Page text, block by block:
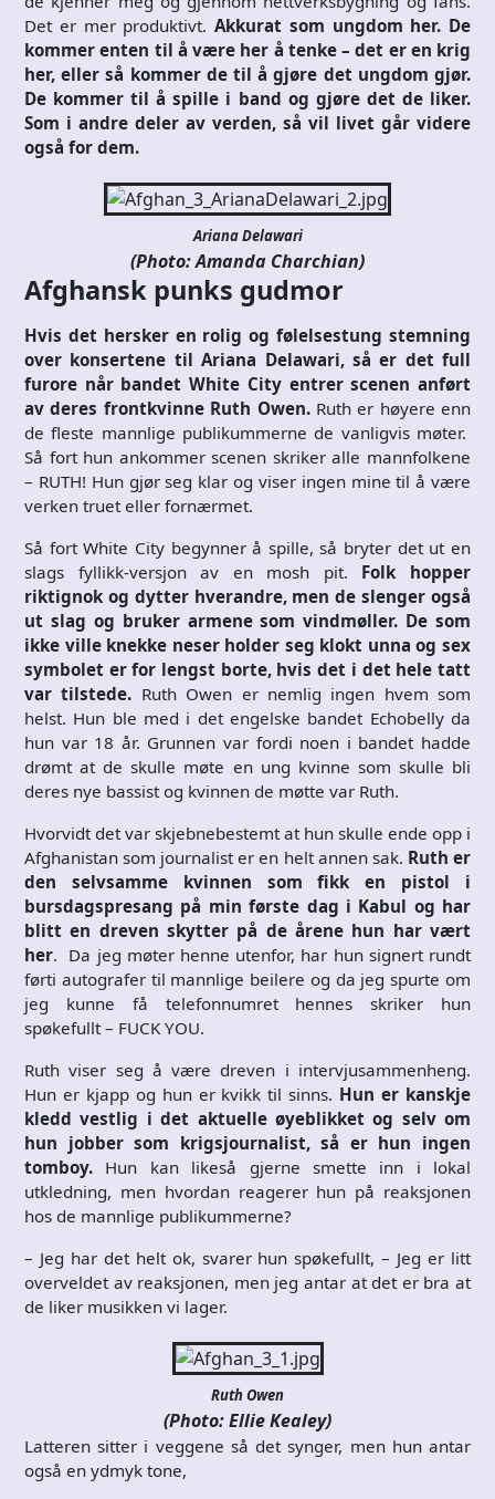
Det er mer produktivt. Akkurat som ungdom her. De
kommer enten til å være her å tenke – det er en krig
her, eller så kommer de til å gjøre det ungdom gjør.
De kommer til å spille i band og gjøre det de liker.
Som i andre deler av verden, så vil livet går videre
også for dem.
Ariana Delawari
(Photo: Amanda Charchian)
Afghansk punks gudmor
Hvis det hersker en rolig og følelsestung stemning
over konsertene til Ariana Delawari, så er det full
furore når bandet White City entrer scenen anført
av deres frontkvinne Ruth Owen.Ruth er høyere enn
de fleste mannlige publikummerne de vanligvis møter.
Så fort hun ankommer scenen skriker alle mannfolkene
– RUTH! Hun gjør seg klar og viser ingen mine til å være
verken truet eller fornærmet.
Så fort White City begynner å spille, så bryter det ut en
slags fyllikk-versjon av en mosh pit. Folk hopper
riktignok og dytter hverandre, men de slenger også
ut slag og bruker armene som vindmøller. De som
ikke ville knekke neser holder seg klokt unna og sex
symbolet er for lengst borte, hvis det i det hele tatt
var tilstede. Ruth Owen er nemlig ingen hvem som
helst. Hun ble med i det engelske bandet Echobelly da
hun var 18 år. Grunnen var fordi noen i bandet hadde
drømt at de skulle møte en ung kvinne som skulle bli
deres nye bassist og kvinnen de møtte var Ruth.
Hvorvidt det var skjebnebestemt at hun skulle ende opp i
Afghanistan som journalist er en helt annen sak. Ruth er
den selvsamme kvinnen som fikk en pistol i
bursdagspresang på min første dag i Kabul og har
blitt en dreven skytter på de årene hun har vært
her. Da jeg møter henne utenfor, har hun signert rundt
førti autografer til mannlige beilere og da jeg spurte om
jeg kunne få telefonnumret hennes skriker hun
spøkefullt – FUCK YOU.
Ruth viser seg å være dreven i intervjusammenheng.
Hun er kjapp og hun er kvikk til sinns. Hun er kanskje
kledd vestlig i det aktuelle øyeblikket og selv om
hun jobber som krigsjournalist, så er hun ingen
tomboy. Hun kan likeså gjerne smette inn i lokal
utkledning, men hvordan reagerer hun på reaksjonen
hos de mannlige publikummerne?
– Jeg har det helt ok, svarer hun spøkefullt, – Jeg er litt
overveldet av reaksjonen, men jeg antar at det er bra at
de liker musikken vi lager.
Ruth Owen
(Photo: Ellie Kealey)
Latteren sitter i veggene så det synger, men hun antar
også en ydmyk tone,